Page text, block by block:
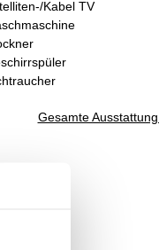
Kabel TV
Gesamte